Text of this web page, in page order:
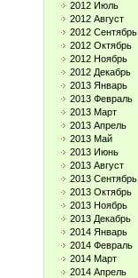
2012 Июль
2012 Август
2012 Сентябрь
2012 Октябрь
2012 Ноябрь
2012 Декабрь
2013 Январь
2013 Февраль
2013 Март
2013 Апрель
2013 Май
2013 Июнь
2013 Август
2013 Сентябрь
2013 Октябрь
2013 Ноябрь
2013 Декабрь
2014 Январь
2014 Февраль
2014 Март
2014 Апрель